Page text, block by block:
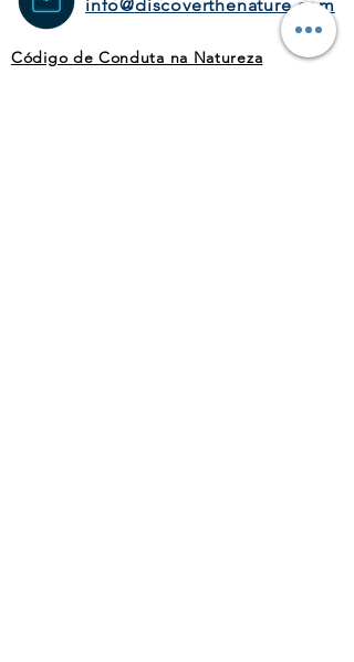
info@discoverthenature.com
Código de Conduta na Natureza